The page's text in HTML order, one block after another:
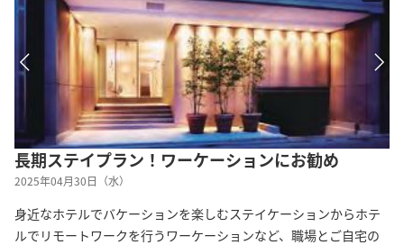
長期ステイプラン！ワーケーションにお勧め
2025年04月30日（水）
身近なホテルでバケーションを楽しむステイケーションからホテ
ルでリモートワークを行うワーケーションなど、職場とご自宅の